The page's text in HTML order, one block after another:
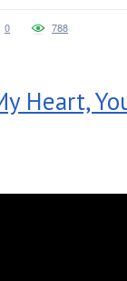
0 788
Heart,